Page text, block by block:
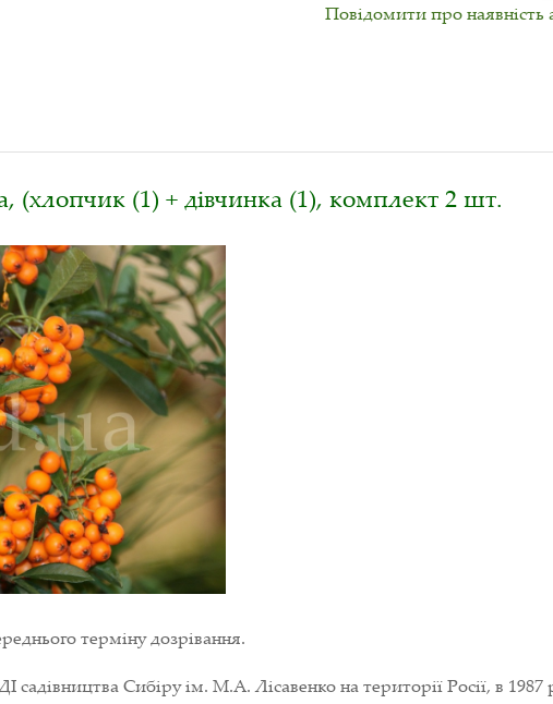
Повідомити про наявність
(хлопчик (1) + дівчинка (1), комплект 2 шт.
терміну дозрівання.
садівництва Сибіру ім. М.А. Лісавенко на території Росії, в 1987